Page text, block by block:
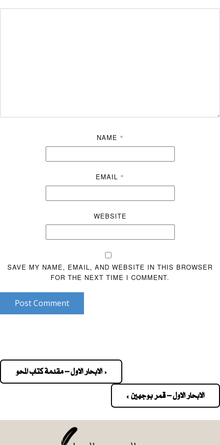
NAME *
EMAIL *
WEBSITE
SAVE MY NAME, EMAIL, AND WEBSITE IN THIS BROWSER
FOR THE NEXT TIME I COMMENT.
Post Comment
navigation
« الابحار الاول – مقدمة كتاب المحو
الابحار الاول – قمر بوجهين »